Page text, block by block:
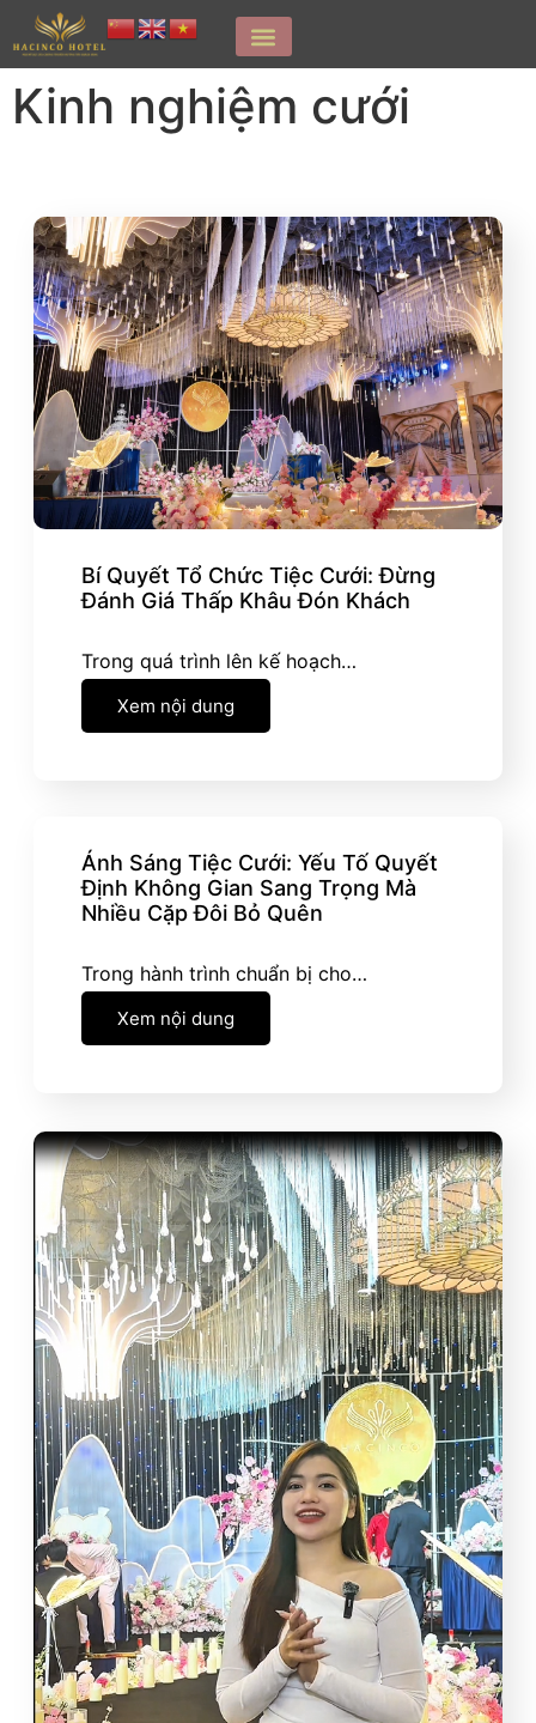
Kinh nghiệm cưới
Bí Quyết Tổ Chức Tiệc Cưới: Đừng
Đánh Giá Thấp Khâu Đón Khách
Trong quá trình lên kế hoạch…
Xem nội dung
Ánh Sáng Tiệc Cưới: Yếu Tố Quyết
Định Không Gian Sang Trọng Mà
Nhiều Cặp Đôi Bỏ Quên
Trong hành trình chuẩn bị cho…
Xem nội dung